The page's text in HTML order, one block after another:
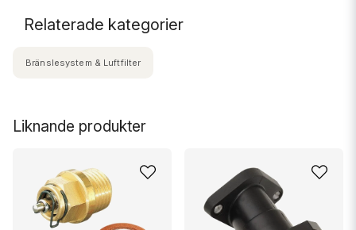
Liknande produkter
Relaterade kategorier
Bränslesystem & Luftfilter